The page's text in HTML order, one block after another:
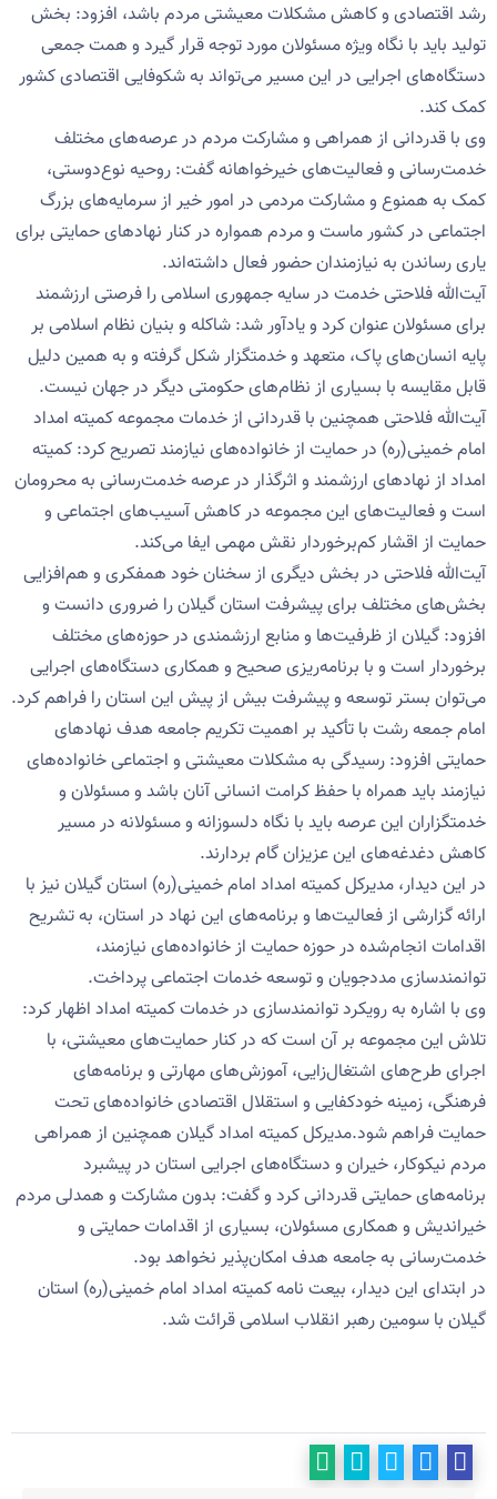
رشد اقتصادی و کاهش مشکلات معیشتی مردم باشد، افزود: بخش
تولید باید با نگاه ویژه مسئولان مورد توجه قرار گیرد و همت جمعی
دستگاه‌های اجرایی در این مسیر می‌تواند به شکوفایی اقتصادی کشور
کمک کند.
وی با قدردانی از همراهی و مشارکت مردم در عرصه‌های مختلف
خدمت‌رسانی و فعالیت‌های خیرخواهانه گفت: روحیه نوع‌دوستی،
کمک به همنوع و مشارکت مردمی در امور خیر از سرمایه‌های بزرگ
اجتماعی در کشور ماست و مردم همواره در کنار نهادهای حمایتی برای
یاری رساندن به نیازمندان حضور فعال داشته‌اند.
آیت‌الله فلاحتی خدمت در سایه جمهوری اسلامی را فرصتی ارزشمند
برای مسئولان عنوان کرد و یادآور شد: شاکله و بنیان نظام اسلامی بر
پایه انسان‌های پاک، متعهد و خدمتگزار شکل گرفته و به همین دلیل
قابل مقایسه با بسیاری از نظام‌های حکومتی دیگر در جهان نیست.
آیت‌الله فلاحتی همچنین با قدردانی از خدمات مجموعه کمیته امداد
امام خمینی(ره) در حمایت از خانواده‌های نیازمند تصریح کرد: کمیته
امداد از نهادهای ارزشمند و اثرگذار در عرصه خدمت‌رسانی به محرومان
است و فعالیت‌های این مجموعه در کاهش آسیب‌های اجتماعی و
حمایت از اقشار کم‌برخوردار نقش مهمی ایفا می‌کند.
آیت‌الله فلاحتی در بخش دیگری از سخنان خود همفکری و هم‌افزایی
بخش‌های مختلف برای پیشرفت استان گیلان را ضروری دانست و
افزود: گیلان از ظرفیت‌ها و منابع ارزشمندی در حوزه‌های مختلف
برخوردار است و با برنامه‌ریزی صحیح و همکاری دستگاه‌های اجرایی
می‌توان بستر توسعه و پیشرفت بیش از پیش این استان را فراهم کرد.
امام جمعه رشت با تأکید بر اهمیت تکریم جامعه هدف نهادهای
حمایتی افزود: رسیدگی به مشکلات معیشتی و اجتماعی خانواده‌های
نیازمند باید همراه با حفظ کرامت انسانی آنان باشد و مسئولان و
خدمتگزاران این عرصه باید با نگاه دلسوزانه و مسئولانه در مسیر
کاهش دغدغه‌های این عزیزان گام بردارند.
در این دیدار، مدیرکل کمیته امداد امام خمینی(ره) استان گیلان نیز با
ارائه گزارشی از فعالیت‌ها و برنامه‌های این نهاد در استان، به تشریح
اقدامات انجام‌شده در حوزه حمایت از خانواده‌های نیازمند،
توانمندسازی مددجویان و توسعه خدمات اجتماعی پرداخت.
وی با اشاره به رویکرد توانمندسازی در خدمات کمیته امداد اظهار کرد:
تلاش این مجموعه بر آن است که در کنار حمایت‌های معیشتی، با
اجرای طرح‌های اشتغال‌زایی، آموزش‌های مهارتی و برنامه‌های
فرهنگی، زمینه خودکفایی و استقلال اقتصادی خانواده‌های تحت
حمایت فراهم شود.مدیرکل کمیته امداد گیلان همچنین از همراهی
مردم نیکوکار، خیران و دستگاه‌های اجرایی استان در پیشبرد
برنامه‌های حمایتی قدردانی کرد و گفت: بدون مشارکت و همدلی مردم
خیراندیش و همکاری مسئولان، بسیاری از اقدامات حمایتی و
خدمت‌رسانی به جامعه هدف امکان‌پذیر نخواهد بود.
در ابتدای این دیدار، بیعت نامه کمیته امداد امام خمینی(ره) استان
گیلان با سومین رهبر انقلاب اسلامی قرائت شد.